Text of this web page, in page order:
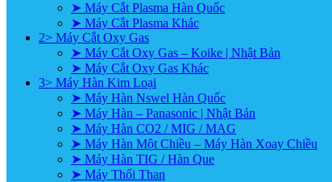
➤ Máy Cắt Plasma Hàn Quốc
➤ Máy Cắt Plasma Khác
2> Máy Cắt Oxy Gas
➤ Máy Cắt Oxy Gas – Koike | Nhật Bản
➤ Máy Cắt Oxy Gas Khác
3> Máy Hàn Kim Loại
➤ Máy Hàn Nswel Hàn Quốc
➤ Máy Hàn – Panasonic | Nhật Bản
➤ Máy Hàn CO2 / MIG / MAG
➤ Máy Hàn Một Chiều – Máy Hàn Xoay Chiều
➤ Máy Hàn TIG / Hàn Que
➤ Máy Thổi Than